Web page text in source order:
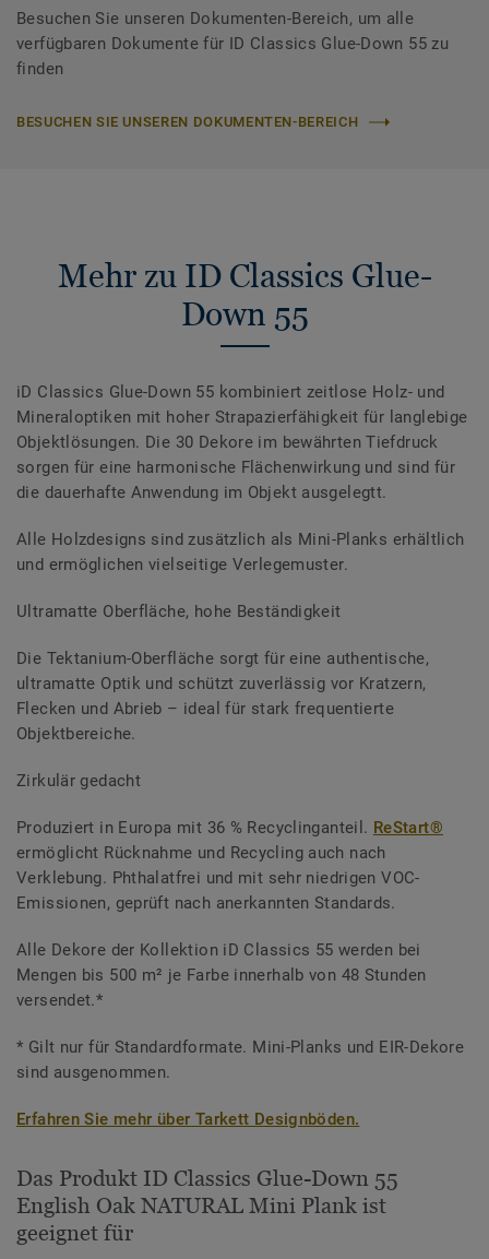
Besuchen Sie unseren Dokumenten-Bereich, um alle
verfügbaren Dokumente für ID Classics Glue-Down 55 zu
finden
BESUCHEN SIE UNSEREN DOKUMENTEN-BEREICH
Mehr zu ID Classics Glue-
Down 55
iD Classics Glue-Down 55 kombiniert zeitlose Holz- und
Mineraloptiken mit hoher Strapazierfähigkeit für langlebige
Objektlösungen. Die 30 Dekore im bewährten Tiefdruck
sorgen für eine harmonische Flächenwirkung und sind für
die dauerhafte Anwendung im Objekt ausgelegtt.
Alle Holzdesigns sind zusätzlich als Mini-Planks erhältlich
und ermöglichen vielseitige Verlegemuster.
Ultramatte Oberfläche, hohe Beständigkeit
Die Tektanium-Oberfläche sorgt für eine authentische,
ultramatte Optik und schützt zuverlässig vor Kratzern,
Flecken und Abrieb – ideal für stark frequentierte
Objektbereiche.
Zirkulär gedacht
Produziert in Europa mit 36 % Recyclinganteil. ReStart®
ermöglicht Rücknahme und Recycling auch nach
Verklebung. Phthalatfrei und mit sehr niedrigen VOC-
Emissionen, geprüft nach anerkannten Standards.
Alle Dekore der Kollektion iD Classics 55 werden bei
Mengen bis 500 m² je Farbe innerhalb von 48 Stunden
versendet.*
* Gilt nur für Standardformate. Mini-Planks und EIR-Dekore
sind ausgenommen.
Erfahren Sie mehr über Tarkett Designböden.
Das Produkt ID Classics Glue-Down 55
English Oak NATURAL Mini Plank ist
geeignet für